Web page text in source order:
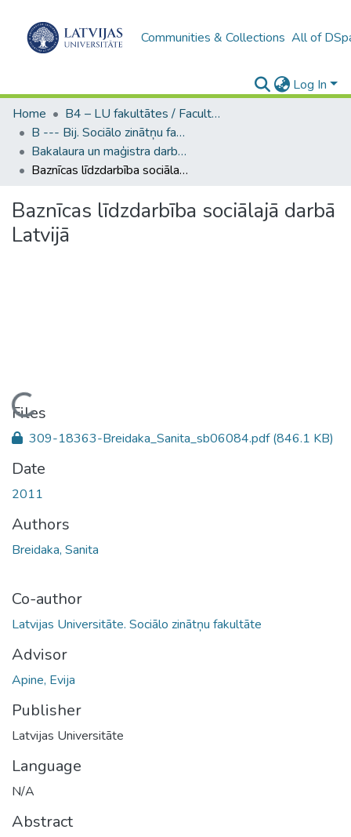
Communities & Collections All of
Log In
Home
B4 – LU fakultātes / Faculties of the UL
B --- Bij. Sociālo zinātņu fakultātes noslēguma darbi / Faculty of Social Sciences - Graduate works
Bakalaura un maģistra darbi (SZF) / Bachelor's and Master's theses
Baznīcas līdzdarbība sociālajā darbā Latvijā
Baznīcas līdzdarbība sociālajā darbā
Latvijā
Loading...
Files
309-18363-Breidaka_Sanita_sb06084.pdf(846.1 KB)
Date
2011
Authors
Breidaka, Sanita
Co-author
Latvijas Universitāte. Sociālo zinātņu fakultāte
Advisor
Apine, Evija
Publisher
Latvijas Universitāte
Language
N/A
Abstract